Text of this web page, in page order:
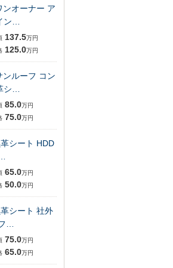
ンオーナー ア
ン…
137.5万円
125.0万円
ンルーフ コン
シ…
85.0万円
75.0万円
シート HDD
65.0万円
50.0万円
シート 社外
…
75.0万円
65.0万円